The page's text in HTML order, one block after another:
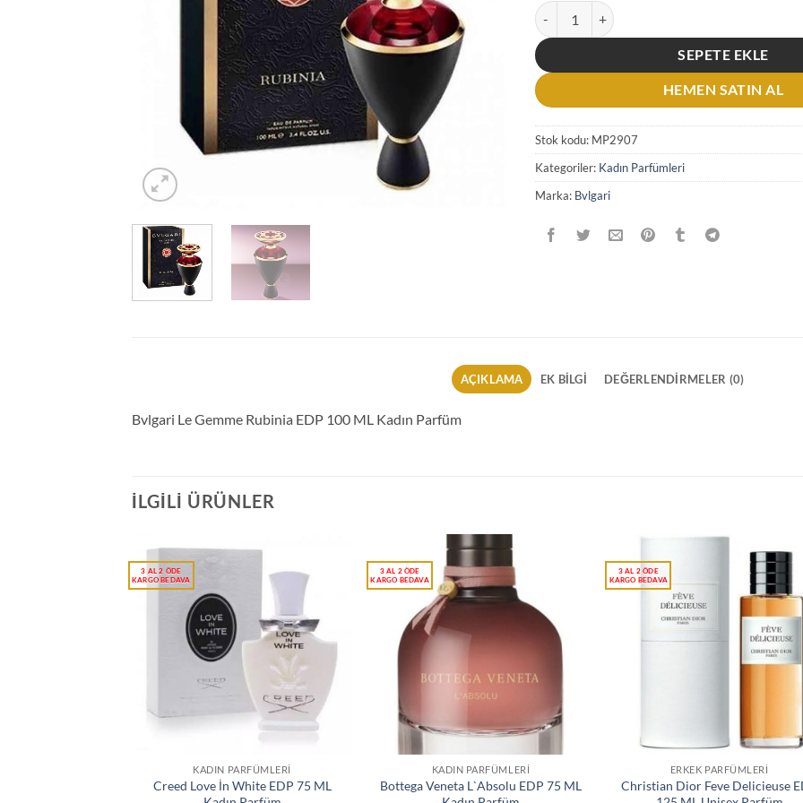
Bvlgari Le Gemme Rubinia EDP 100 ML Kadın
SEPETE EKLE
HEMEN SATIN AL
Stok kodu: MP2907
Kategoriler: Kadın Parfümleri
Marka: Bvlgari
AÇIKLAMA EK BILGI DEĞERLENDIRMELER (0)
Bvlgari Le Gemme Rubinia EDP 100 ML Kadın Parfüm
İLGILI ÜRÜNLER
KADIN PARFÜMLERI
Creed Love İn White EDP 75 ML
KADIN PARFÜMLERI
Bottega Veneta L`Absolu EDP 75 ML
ERKEK PARFÜMLERI
Christian Dior Feve Delicieuse